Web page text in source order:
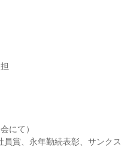
にて）
賞、永年勤続表彰、サンクス